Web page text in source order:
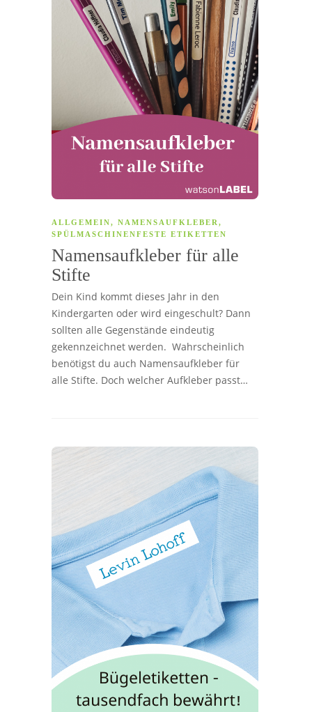
ALLGEMEIN, NAMENSAUFKLEBER ,
SPÜLMASCHINENFESTE ETIKETTEN
Namensaufkleber für alle
Stifte
Dein Kind kommt dieses Jahr in den
Kindergarten oder wird eingeschult? Dann
sollten alle Gegenstände eindeutig
gekennzeichnet werden. Wahrscheinlich
benötigst du auch Namensaufkleber für
alle Stifte. Doch welcher Aufkleber passt…